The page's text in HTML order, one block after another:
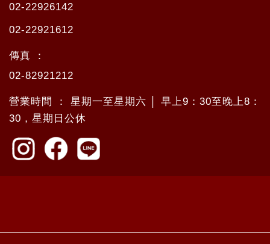
02-22926142
02-22921612
傳真 ：
02-82921212
營業時間 ： 星期一至星期六 │ 早上9：30至晚上8：
30，星期日公休